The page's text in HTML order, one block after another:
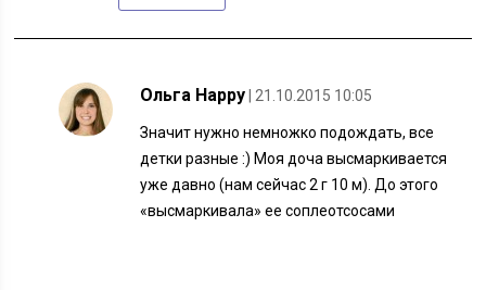
Ольга Happy | 21.10.2015 10:05
Значит нужно немножко подождать, все
детки разные :) Моя доча высмаркивается
уже давно (нам сейчас 2 г 10 м). До этого
«высмаркивала» ее соплеотсосами